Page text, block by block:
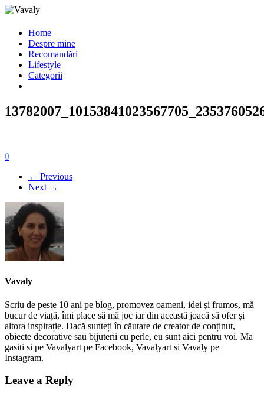
Home
Despre mine
Recomandări
Lifestyle
Categorii
0
← Previous
Next →
Vavaly
Scriu de peste 10 ani pe blog, promovez oameni, idei și frumos, mă
bucur de viață, îmi place să mă joc iar din această joacă să ofer și
altora inspirație. Dacă sunteți în căutare de creator de conținut,
obiecte decorative sau bijuterii cu perle, eu sunt aici pentru voi. Ma
gasiti si pe Vavalyart pe Facebook, Vavalyart si Vavaly pe
Instagram.
Leave a Reply